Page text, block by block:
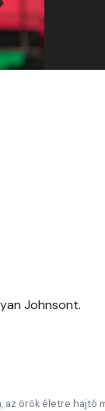
Johnsont.
az örök életre hajtó